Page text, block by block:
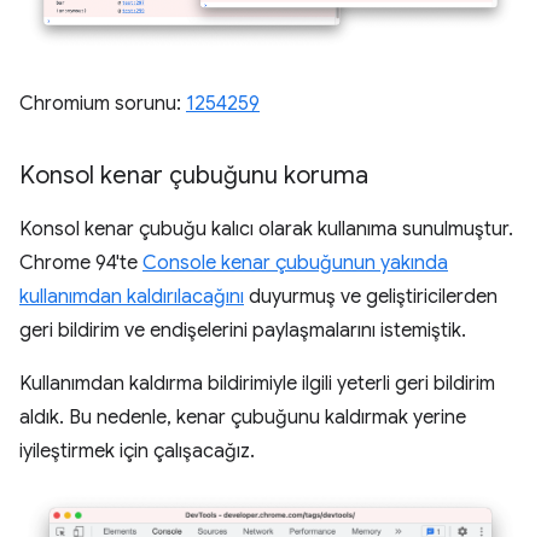
Chromium sorunu: 1254259
Konsol kenar çubuğunu koruma
Konsol kenar çubuğu kalıcı olarak kullanıma sunulmuştur.
Chrome 94'te Console kenar çubuğunun yakında
kullanımdan kaldırılacağını duyurmuş ve geliştiricilerden
geri bildirim ve endişelerini paylaşmalarını istemiştik.
Kullanımdan kaldırma bildirimiyle ilgili yeterli geri bildirim
aldık. Bu nedenle, kenar çubuğunu kaldırmak yerine
iyileştirmek için çalışacağız.